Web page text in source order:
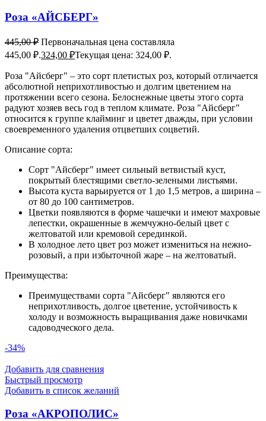
Роза «АЙСБЕРГ»
445,00₽ Первоначальная цена составляла
445,00 ₽.324,00 ₽Текущая цена: 324,00 ₽.
Роза "Айсберг" – это сорт плетистых роз, который отличается
абсолютной неприхотливостью и долгим цветением на
протяжении всего сезона. Белоснежные цветы этого сорта
радуют хозяев весь год в теплом климате. Роза "Айсберг"
относится к группе клайминг и цветет дважды, при условии
своевременного удаления отцветших соцветий.
Описание сорта:
Сорт "Айсберг" имеет сильный ветвистый куст,
покрытый блестящими светло-зелеными листьями.
Высота куста варьируется от 1 до 1,5 метров, а ширина –
от 80 до 100 сантиметров.
Цветки появляются в форме чашечки и имеют махровые
лепестки, окрашенные в жемчужно-белый цвет с
желтоватой или кремовой серединкой.
В холодное лето цвет роз может измениться на нежно-
розовый, а при избыточной жаре – на желтоватый.
Преимущества:
Преимуществами сорта "Айсберг" являются его
неприхотливость, долгое цветение, устойчивость к
холоду и возможность выращивания даже новичками
садоводческого дела.
-34%
Добавить для сравнения
Быстрый просмотр
Добавить в список желаний
Роза «АКРОПОЛИС»